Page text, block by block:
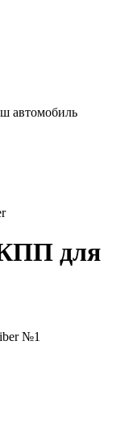
автомобиль
для